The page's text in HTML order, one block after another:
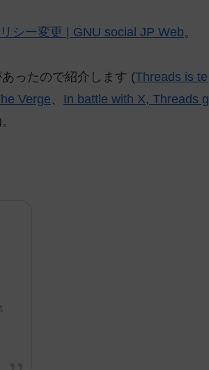
シー変更 | GNU social JP Web。
ったので紹介します (Threads is te
Verge 、 In battle with X, Threads g